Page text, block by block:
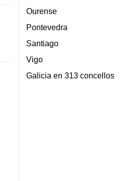
Ourense
Pontevedra
Santiago
Vigo
Galicia en 313 concellos